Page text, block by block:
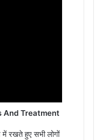
And Treatment
रखते हुए सभी लोगों